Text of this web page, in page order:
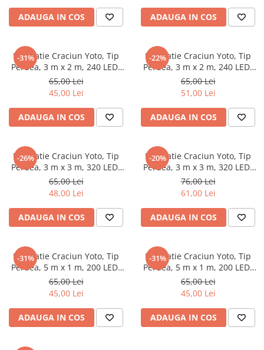
Seturi de artificii
Torte de stadion
Vulcani electrici
Kendama Special
Kendama Super Sticky Big Cup V2
Kendama Zen V3 Cupe Mari
Petreceri Sportive
Interior/Exterior, Alb Cald
ADAUGA IN COS
Interior/Exterior, Alb Rece
ADAUGA IN COS
-31%
Instalatie Craciun Yoto, Tip
Perdea, 3 m x 2 m, 240 LED-
uri, Prelungitor 1.5 m, 8 Jocuri
de Lumini, Interconectabila,
Fir transparent,
Interior/Exterior, Multicolor
65,00 Lei
45,00 Lei
ADAUGA IN COS
-22%
Instalatie Craciun Yoto, Tip
Perdea, 3 m x 2 m, 240 LED-
uri, Prelungitor 1.5 m, 8 Jocuri
de Lumini, Interconectabila,
Fir transparent,
Interior/Exterior, Alb Rece
65,00 Lei
51,00 Lei
ADAUGA IN COS
-26%
Instalatie Craciun Yoto, Tip
Perdea, 3 m x 3 m, 320 LED-
uri, Prelungitor 1.5 m, 8 Jocuri
de Lumini, Interconectabila,
Fir transparent,
Interior/Exterior, Multicolor
65,00 Lei
48,00 Lei
ADAUGA IN COS
-20%
Instalatie Craciun Yoto, Tip
Perdea, 3 m x 3 m, 320 LED-
uri, Prelungitor 1.5 m, 8 Jocuri
de Lumini, Interconectabila,
Fir transparent,
Interior/Exterior, Alb Rece
76,00 Lei
61,00 Lei
ADAUGA IN COS
-31%
Instalatie Craciun Yoto, Tip
Perdea, 5 m x 1 m, 200 LED-
uri, Prelungitor 1.5 m, 8 Jocuri
de Lumini, Interconectabila,
Fir transparent,
Interior/Exterior, Multicolor
65,00 Lei
45,00 Lei
ADAUGA IN COS
-31%
Instalatie Craciun Yoto, Tip
Perdea, 5 m x 1 m, 200 LED-
uri, Prelungitor 1.5 m, 8 Jocuri
de Lumini, Interconectabila,
Fir transparent,
Interior/Exterior, Alb Rece
65,00 Lei
45,00 Lei
ADAUGA IN COS